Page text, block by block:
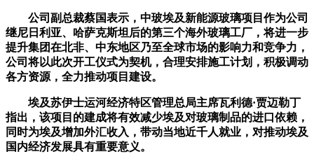
公司副总裁蔡国表示，中玻埃及新能源玻璃项目作为公司
继尼日利亚、哈萨克斯坦后的第三个海外玻璃工厂，将进一步
提升集团在北非、中东地区乃至全球市场的影响力和竞争力，
公司将以此次开工仪式为契机，合理安排施工计划，积极调动
各方资源，全力推动项目建设。
埃及苏伊士运河经济特区管理总局主席瓦利德·贾迈勒丁
指出，该项目的建成将有效减少埃及对玻璃制品的进口依赖，
同时为埃及增加外汇收入，带动当地近千人就业，对推动埃及
国内经济发展具有重要意义。